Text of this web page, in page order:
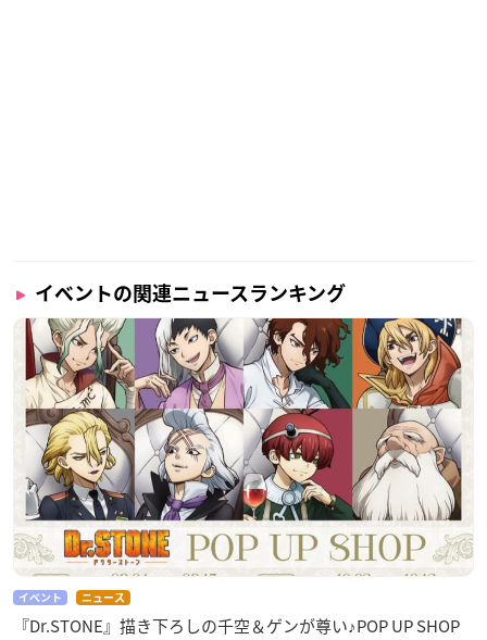
イベントの関連ニュースランキング
イベント ニュース
『Dr.STONE』描き下ろしの千空＆ゲンが尊い♪POP UP SHOP